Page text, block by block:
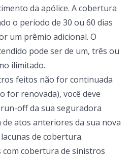
da apólice. A cobertura
o período de 30 ou 60 dias
um prêmio adicional. O
pode ser de um, três ou
ilimitado.
feitos não for continuada
for renovada), você deve
off da sua seguradora
atos anteriores da sua nova
de cobertura.
com cobertura de sinistros